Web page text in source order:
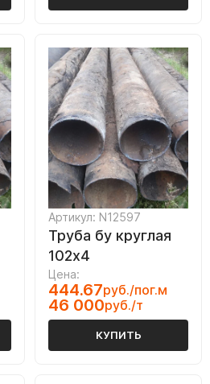
Артикул: N12597
Труба бу круглая
102х4
Цена:
444.67руб./пог.м
46 000руб./т
КУПИТЬ